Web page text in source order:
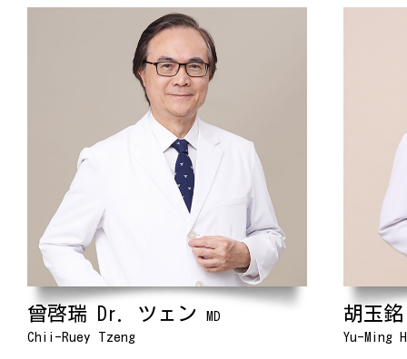
曾啓瑞 Dr. ツェン
MD
Chii-Ruey Tzeng
胡玉
Yu-Ming